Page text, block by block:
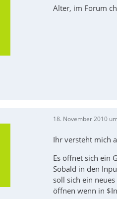
Alter, im Forum
18. November 2010
Ihr versteht mich
Es öffnet sich ein
Sobald in den
soll sich ein
öffnen wenn in